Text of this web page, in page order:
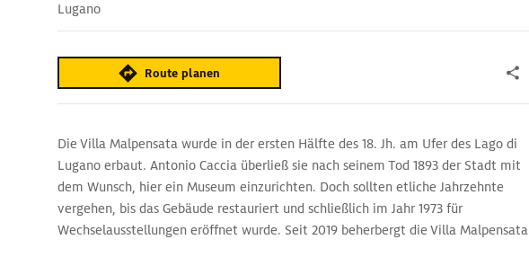
Lugano
Route planen
Die Villa Malpensata wurde in der ersten Hälfte des 18. Jh. am Ufer des Lago di
Lugano erbaut. Antonio Caccia überließ sie nach seinem Tod 1893 der Stadt mit
dem Wunsch, hier ein Museum einzurichten. Doch sollten etliche Jahrzehnte
vergehen, bis das Gebäude restauriert und schließlich im Jahr 1973 für
Wechselausstellungen eröffnet wurde. Seit 2019 beherbergt die Villa Malpensata